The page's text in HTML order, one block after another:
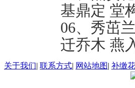
基鼎定 堂
06、秀茁
迁乔木 燕
关于我们| 联系方式| 网站地图| 补缴